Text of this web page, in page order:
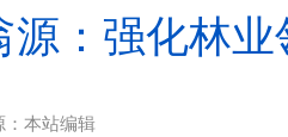
源：强化林
本站编辑